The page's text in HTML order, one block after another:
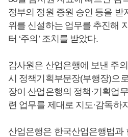
정부의 정원 증원 승인 등을 받
위를 신설하는 업무를 추진해
터 ‘주의’ 조치를 받았다.
감사원은 산업은행에 보낸 주
시 정책기획부문장(부행장)으
장이 산업은행의 정책·기획업
련 업무를 제대로 지도·감독하
산업은행은 한국산업은행법과